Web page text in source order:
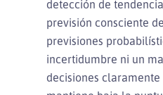
detección de
previsión consciente
previsiones
incertidumbre ni un
decisiones